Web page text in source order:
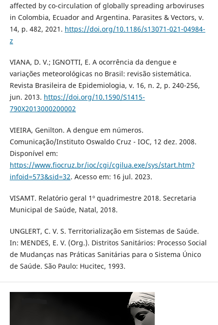
affected by co-circulation of globally spreading arboviruses
in Colombia, Ecuador and Argentina. Parasites & Vectors, v.
14, p. 482, 2021. https://doi.org/10.1186/s13071-021-04984-
z
VIANA, D. V.; IGNOTTI, E. A ocorrência da dengue e
variações meteorológicas no Brasil: revisão sistemática.
Revista Brasileira de Epidemiologia, v. 16, n. 2, p. 240-256,
jun. 2013. https://doi.org/10.1590/S1415-
790X2013000200002
VIEIRA, Genilton. A dengue em números.
Comunicação/Instituto Oswaldo Cruz - IOC, 12 dez. 2008.
Disponível em:
https://www.fiocruz.br/ioc/cgi/cgilua.exe/sys/start.htm?
infoid=573&sid=32. Acesso em: 16 jul. 2023.
VISAMT. Relatório geral 1º quadrimestre 2018. Secretaria
Municipal de Saúde, Natal, 2018.
UNGLERT, C. V. S. Territorialização em Sistemas de Saúde.
In: MENDES, E. V. (Org.). Distritos Sanitários: Processo Social
de Mudanças nas Práticas Sanitárias para o Sistema Único
de Saúde. São Paulo: Hucitec, 1993.